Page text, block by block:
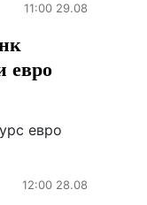
11:00 29.08
евро
евро
12:00 28.08